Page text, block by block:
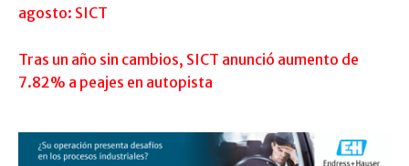
agosto: SICT
Tras un año sin cambios, SICT anunció aumento de
7.82% a peajes en autopista